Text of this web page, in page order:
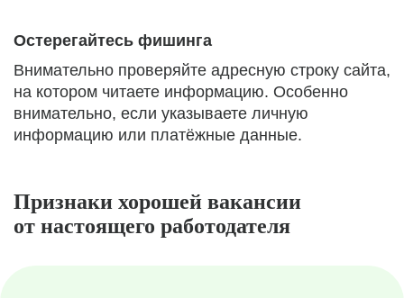
Остерегайтесь фишинга
Внимательно проверяйте адресную строку сайта,
на котором читаете информацию. Особенно
внимательно, если указываете личную
информацию или платёжные данные.
Признаки хорошей вакансии
от настоящего работодателя